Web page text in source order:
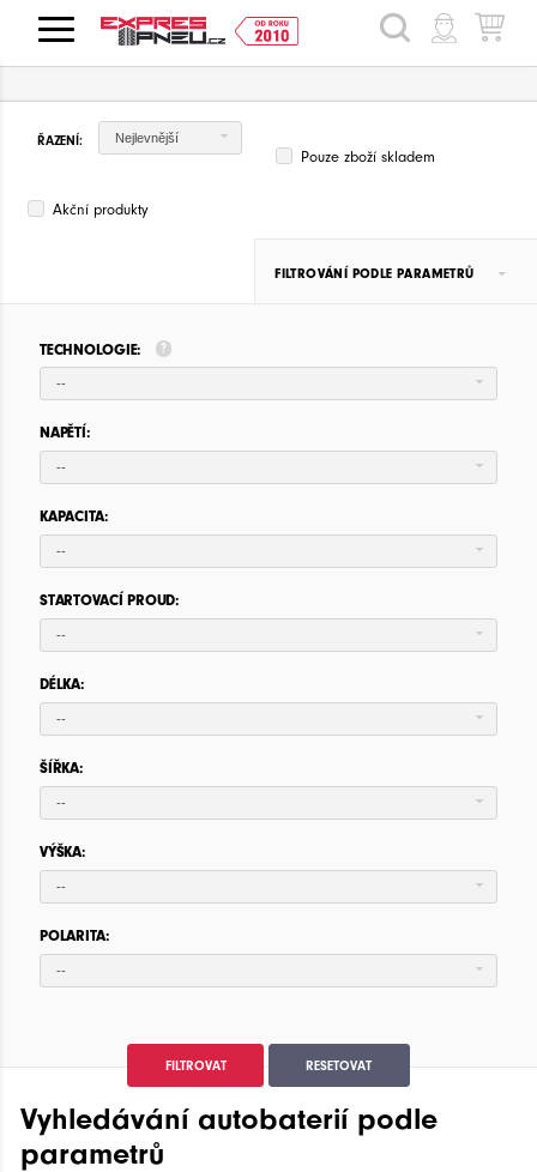
HLEDAT
ŘAZENÍ: Nejlevnější
Pouze zboží skladem
Akční produkty
FILTROVÁNÍ PODLE PARAMETRŮ
TECHNOLOGIE:
--
NAPĚTÍ:
--
KAPACITA:
--
STARTOVACÍ PROUD:
--
DÉLKA:
--
ŠÍŘKA:
--
VÝŠKA:
--
POLARITA:
--
FILTROVAT RESETOVAT
Vyhledávání autobaterií podle
parametrů